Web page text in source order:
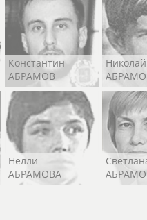
Константин
АБРАМОВ
Николай
Нелли
АБРАМОВА